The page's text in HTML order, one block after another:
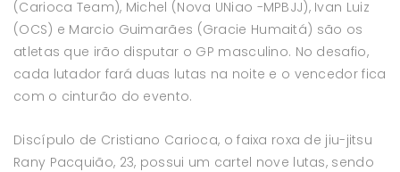
(Carioca Team), Michel (Nova UNiao -MPBJJ), Ivan Luiz
(OCS) e Marcio Guimarães (Gracie Humaitá) são os
atletas que irão disputar o GP masculino. No desafio,
cada lutador fará duas lutas na noite e o vencedor fica
com o cinturão do evento.
Discípulo de Cristiano Carioca, o faixa roxa de jiu-jitsu
Rany Pacquião, 23, possui um cartel nove lutas, sendo